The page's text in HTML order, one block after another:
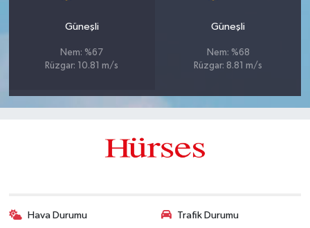
Güneşli
Nem: %67
Rüzgar: 10.81 m/s
Güneşli
Nem: %68
Rüzgar: 8.81 m/s
Hava Durumu Trafik Durumu